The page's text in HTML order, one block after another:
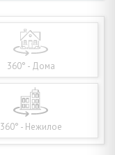
360° - Дома
360° - Нежилое